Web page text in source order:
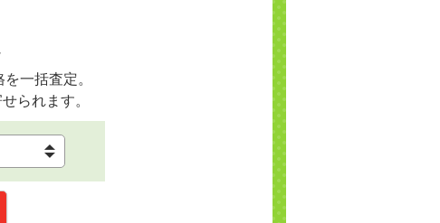
一括査定。
られます。